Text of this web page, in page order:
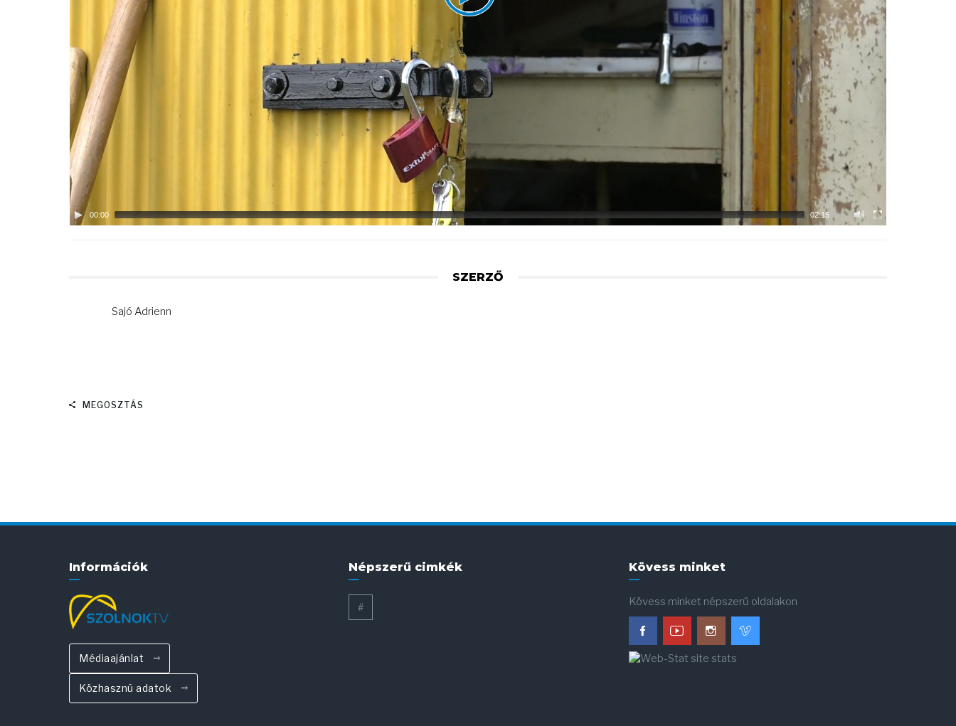
00:00 02:15
SZERZŐ
Sajó Adrienn
MEGOSZTÁS
Információk
Médiaajánlat
Közhasznú adatok
Népszerű cimkék
#
Kövess minket
Kövess minket népszerű oldalakon